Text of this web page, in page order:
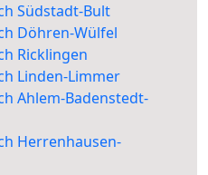
Südstadt-Bult
Döhren-Wülfel
Ricklingen
Linden-Limmer
Ahlem-Badenstedt-
Herrenhausen-